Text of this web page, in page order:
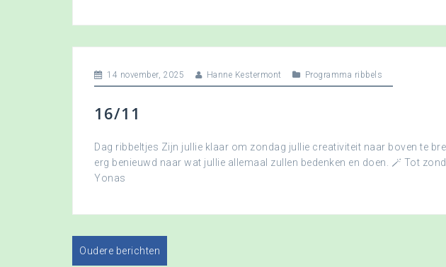
14 november, 2025 Hanne Kestermont Programma ribbels
16/11
Dag ribbeltjes Zijn jullie klaar om zondag jullie creativiteit naar boven te
erg benieuwd naar wat jullie allemaal zullen bedenken en doen. 🪄 Tot
Yonas
Oudere berichten